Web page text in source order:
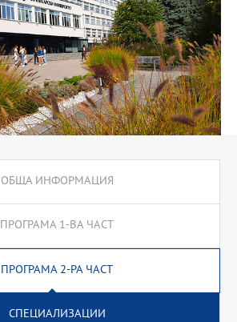
ОБЩА ИНФОРМАЦИЯ
ПРОГРАМА 1-ВА ЧАСТ
ПРОГРАМА 2-РА ЧАСТ
СПЕЦИАЛИЗАЦИИ